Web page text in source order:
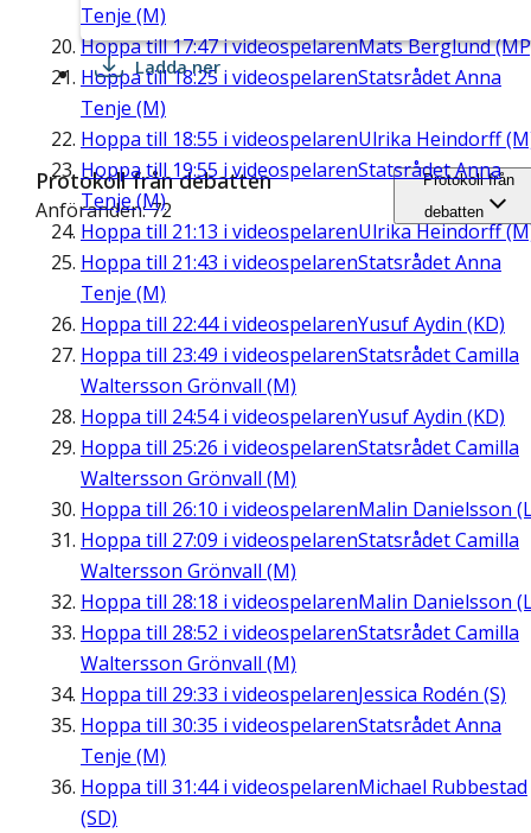
Tenje (M)
Hoppa till17:47i videospelarenMats Berglund
Hoppa till18:25 i videospelarenStatsrådet Anna
Tenje (M)
Hoppa till 18:55 i videospelarenUlrika Heindorff
Hoppa till 19:55 i videospelarenStatsrådet Anna
Tenje (M)
Hoppa till 21:13 i videospelarenUlrika Heindorff
Hoppa till 21:43 i videospelarenStatsrådet Anna
Tenje (M)
Hoppa till 22:44i videospelarenYusuf Aydin (KD)
Hoppa till 23:49 i videospelarenStatsrådet Camilla
Waltersson Grönvall (M)
Hoppa till 24:54i videospelarenYusuf Aydin (KD)
Hoppa till 25:26 i videospelarenStatsrådet Camilla
Waltersson Grönvall (M)
Hoppa till 26:10 i videospelarenMalin Danielsson
Hoppa till 27:09 i videospelarenStatsrådet Camilla
Waltersson Grönvall (M)
Hoppa till 28:18 i videospelarenMalin Danielsson
Hoppa till 28:52 i videospelarenStatsrådet Camilla
Waltersson Grönvall (M)
Hoppa till 29:33 i videospelarenJessica Rodén (S)
Hoppa till 30:35 i videospelarenStatsrådet Anna
Tenje (M)
Hoppa till 31:44i videospelarenMichael Rubbestad
(SD)
Ladda ner
Protokoll från debatten
Anföranden: 72
Protokoll från
debatten